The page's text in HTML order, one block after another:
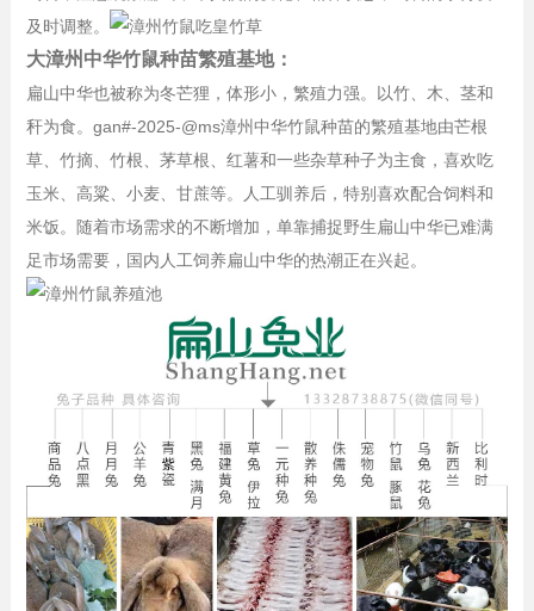
及时调整。
大漳州中华竹鼠种苗繁殖基地：
扁山中华也被称为冬芒狸，体形小，繁殖力强。以竹、木、茎和
秆为食。gan#-2025-@ms漳州中华竹鼠种苗的繁殖基地由芒根
草、竹摘、竹根、茅草根、红薯和一些杂草种子为主食，喜欢吃
玉米、高粱、小麦、甘蔗等。人工驯养后，特别喜欢配合饲料和
米饭。随着市场需求的不断增加，单靠捕捉野生扁山中华已难满
足市场需要，国内人工饲养扁山中华的热潮正在兴起。